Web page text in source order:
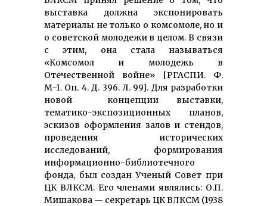
выставка должна экспонировать
материалы не только о комсомоле, но и
о советской молодежи в целом. В связи
с этим, она стала называться
«Комсомол и молодежь в
Отечественной войне» [РГАСПИ. Ф.
М-1. Оп. 4. Д. 396. Л. 99]. Для разработки
новой концепции выставки,
тематико-экспозиционных планов,
эскизов оформления залов и стендов,
проведения исторических
исследований, формирования
информационно-библиотечного
фонда, был создан Ученый Совет при
ЦК ВЛКСМ. Его членами являлись: О.П.
Мишакова — секретарь ЦК ВЛКСМ (1938